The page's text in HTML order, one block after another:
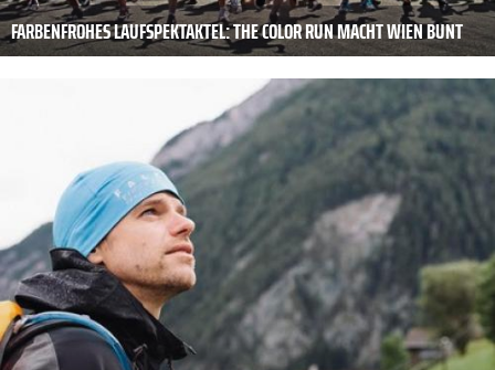
FARBENFROHES LAUFSPEKTAKTEL: THE COLOR RUN MACHT WIEN BUNT